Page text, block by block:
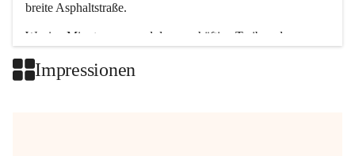
breite Asphaltstraße.
Wenige Minuten nur, und das geschäftige Treiben der
Impressionen